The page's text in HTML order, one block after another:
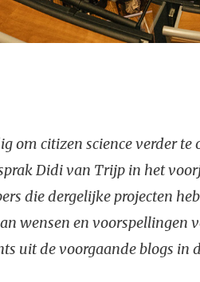
om citizen science verder
Didi van Trijp in het
die dergelijke projecten
wensen en voorspellingen
uit de voorgaande blogs in